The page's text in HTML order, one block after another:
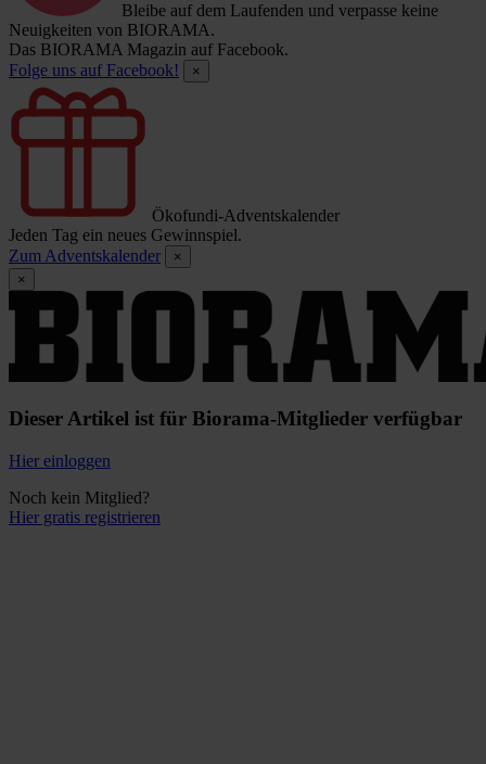
Bleibe auf dem Laufenden und verpasse keine
Neuigkeiten von BIORAMA.
Das BIORAMA Magazin auf Facebook.
Folge uns auf Facebook!
×
Ökofundi-Adventskalender
Jeden Tag ein neues Gewinnspiel.
Zum Adventskalender
×
×
Dieser Artikel ist für Biorama-Mitglieder verfügbar
Hier einloggen
Noch kein Mitglied?
Hier gratis registrieren